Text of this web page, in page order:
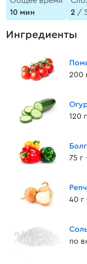
10 мин
2 /
Ингредиенты
200
120 г
75 г
40 г
по